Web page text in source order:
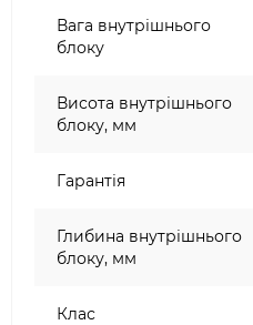
Вага внутрішнього
блоку
Висота внутрішнього
блоку, мм
Гарантія
Глибина внутрішнього
блоку, мм
Клас